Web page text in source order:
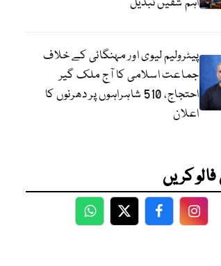
پیٹرولیم لیوی اور مہنگائی کے خلاف
جماعت اسلامی کا آج ملک گیر
احتجاج، 510 شاہراہوں پر دھرنوں کا
اعلان
کریں
WhatsApp
TwitterFacebook